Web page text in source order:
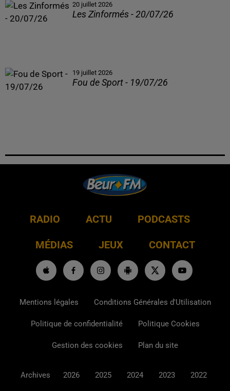
20 juillet 2026
Les Zinformés - 20/07/26
19 juillet 2026
Fou de Sport - 19/07/26
RADIO ACTU PODCASTS
MÉDIAS JEUX CONTACT
Mentions légales Conditions Générales d'Utilisation
Politique de confidentialité Politique Cookies
Gestion des cookies Plan du site
Archives 2026 2025 2024 2023 2022